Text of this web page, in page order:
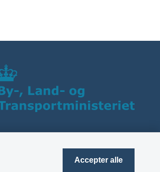
Accepter alle